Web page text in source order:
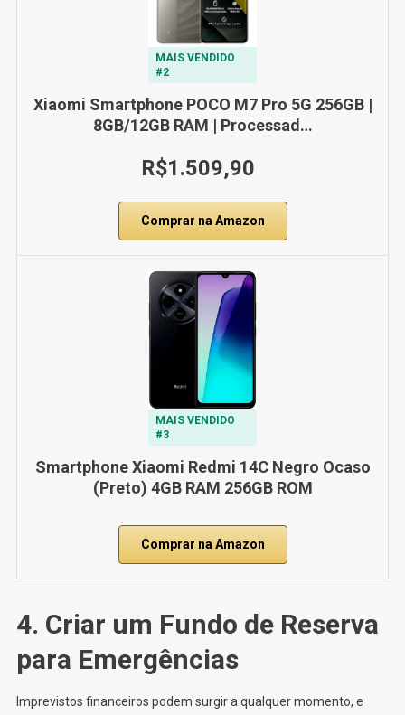
MAIS VENDIDO
#2
Xiaomi Smartphone POCO M7 Pro 5G 256GB |
8GB/12GB RAM | Processad…
R$1.509,90
Comprar na Amazon
MAIS VENDIDO
#3
Smartphone Xiaomi Redmi 14C Negro Ocaso
(Preto) 4GB RAM 256GB ROM
Comprar na Amazon
4. Criar um Fundo de Reserva
para Emergências
Imprevistos financeiros podem surgir a qualquer momento, e